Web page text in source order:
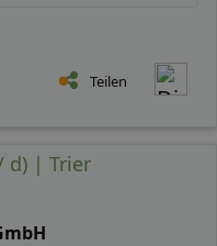
Teilen
d) | Trier